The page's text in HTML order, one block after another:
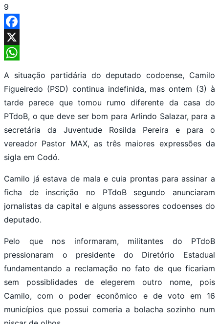
9
Facebook
X
A situação partidária do deputado codoense, Camilo
Figueiredo (PSD) continua indefinida, mas ontem (3) à
tarde parece que tomou rumo diferente da casa do
PTdoB, o que deve ser bom para Arlindo Salazar, para a
secretária da Juventude Rosilda Pereira e para o
vereador Pastor MAX, as três maiores expressões da
sigla em Codó.
Camilo já estava de mala e cuia prontas para assinar a
ficha de inscrição no PTdoB segundo anunciaram
jornalistas da capital e alguns assessores codoenses do
deputado.
Pelo que nos informaram, militantes do PTdoB
pressionaram o presidente do Diretório Estadual
fundamentando a reclamação no fato de que ficariam
sem possiblidades de elegerem outro nome, pois
Camilo, com o poder econômico e de voto em 16
municípios que possui comeria a bolacha sozinho num